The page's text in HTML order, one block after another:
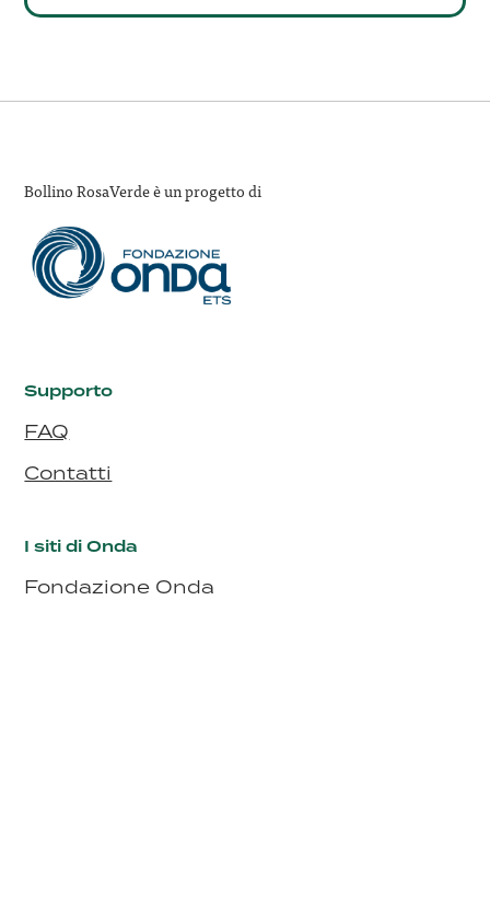
Bollino RosaVerde è un progetto di
Supporto
FAQ
Contatti
I siti di Onda
Fondazione Onda